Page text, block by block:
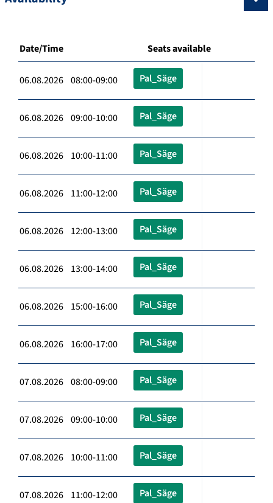
Date/Time Seats available
06.08.2026 08:00-09:00 Pal_Säge
06.08.2026 09:00-10:00 Pal_Säge
06.08.2026 10:00-11:00 Pal_Säge
06.08.2026 11:00-12:00 Pal_Säge
06.08.2026 12:00-13:00 Pal_Säge
06.08.2026 13:00-14:00 Pal_Säge
06.08.2026 15:00-16:00 Pal_Säge
06.08.2026 16:00-17:00 Pal_Säge
07.08.2026 08:00-09:00 Pal_Säge
07.08.2026 09:00-10:00 Pal_Säge
07.08.2026 10:00-11:00 Pal_Säge
07.08.2026 11:00-12:00 Pal_Säge